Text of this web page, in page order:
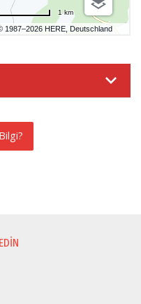
1987–2026 HERE, Deutschland
1 km